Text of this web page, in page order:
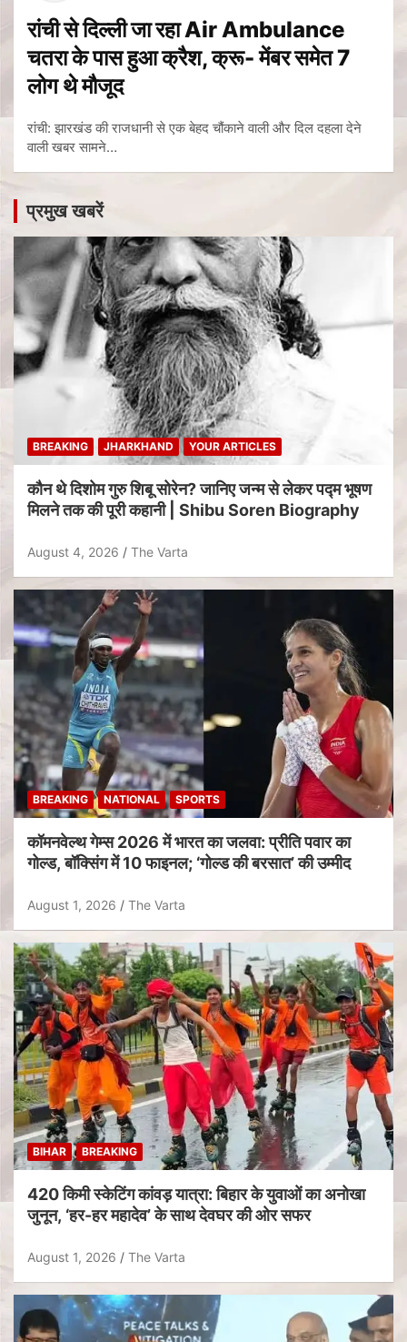
रांची से दिल्ली जा रहा Air Ambulance
चतरा के पास हुआ क्रैश, क्रू- मेंबर समेत 7
लोग थे मौजूद
रांची: झारखंड की राजधानी से एक बेहद चौंकाने वाली और दिल दहला देने
वाली खबर सामने…
प्रमुख खबरें
BREAKING JHARKHAND YOUR ARTICLES
कौन थे दिशोम गुरु शिबू सोरेन? जानिए जन्म से लेकर पद्म भूषण
मिलने तक की पूरी कहानी | Shibu Soren Biography
August 4, 2026 The Varta
BREAKING NATIONAL SPORTS
कॉमनवेल्थ गेम्स 2026 में भारत का जलवा: प्रीति पवार का
गोल्ड, बॉक्सिंग में 10 फाइनल; ‘गोल्ड की बरसात’ की उम्मीद
August 1, 2026 The Varta
BIHAR BREAKING
420 किमी स्केटिंग कांवड़ यात्रा: बिहार के युवाओं का अनोखा
जुनून, ‘हर-हर महादेव’ के साथ देवघर की ओर सफर
August 1, 2026 The Varta